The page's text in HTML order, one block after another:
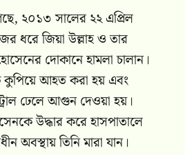
২০১৩ সালের ২২ এপ্রিল
ধরে জিয়া উল্লাহ ও তার
দোকানে হামলা চালান।
কুপিয়ে আহত করা হয় এবং
ঢেলে আগুন দেওয়া হয়।
উদ্ধার করে হাসপাতালে
অবস্থায় তিনি মারা যান।